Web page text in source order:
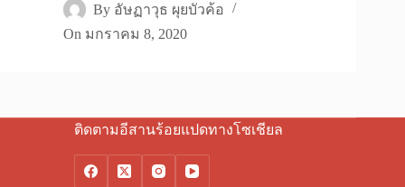
By อัษฏาวุธ ผุยบัวค้อ
On มกราคม 8, 2020
ติดตามอีสานร้อยแปดทางโซเชียล